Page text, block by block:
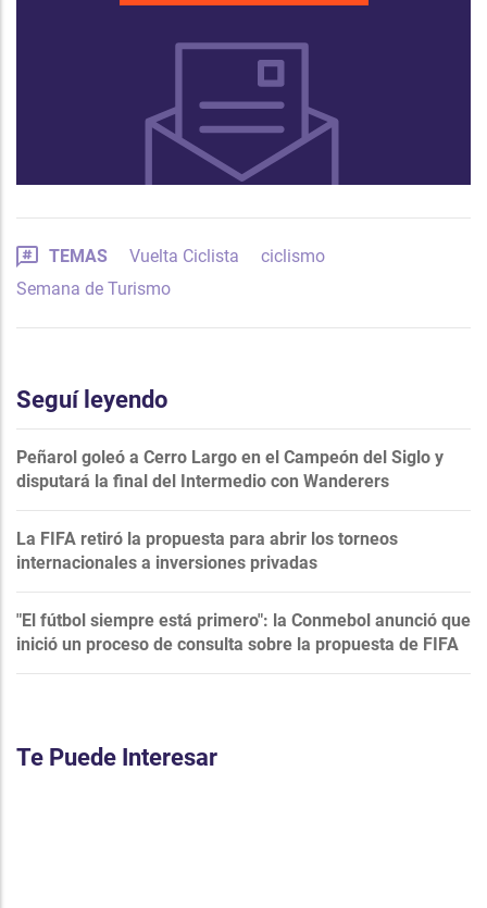
TEMAS Vuelta Ciclista
ciclismo
Semana de Turismo
Seguí leyendo
Peñarol goleó a Cerro Largo en el Campeón del Siglo y
disputará la final del Intermedio con Wanderers
La FIFA retiró la propuesta para abrir los torneos
internacionales a inversiones privadas
"El fútbol siempre está primero": la Conmebol anunció que
inició un proceso de consulta sobre la propuesta de FIFA
Te Puede Interesar